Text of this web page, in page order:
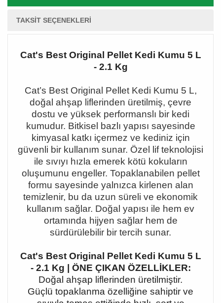
TAKSIT SEÇENEKLERI
Cat's Best Original Pellet Kedi Kumu 5 L
- 2.1 Kg
Cat’s Best Original Pellet Kedi Kumu 5 L,
doğal ahşap liflerinden üretilmiş, çevre
dostu ve yüksek performanslı bir kedi
kumudur. Bitkisel bazlı yapısı sayesinde
kimyasal katkı içermez ve kediniz için
güvenli bir kullanım sunar. Özel lif teknolojisi
ile sıvıyı hızla emerek kötü kokuların
oluşumunu engeller. Topaklanabilen pellet
formu sayesinde yalnızca kirlenen alan
temizlenir, bu da uzun süreli ve ekonomik
kullanım sağlar. Doğal yapısı ile hem ev
ortamında hijyen sağlar hem de
sürdürülebilir bir tercih sunar.
Cat's Best Original Pellet Kedi Kumu 5 L
- 2.1 Kg | ÖNE ÇIKAN ÖZELLİKLER:
Doğal ahşap liflerinden üretilmiştir.
Güçlü topaklanma özelliğine sahiptir ve